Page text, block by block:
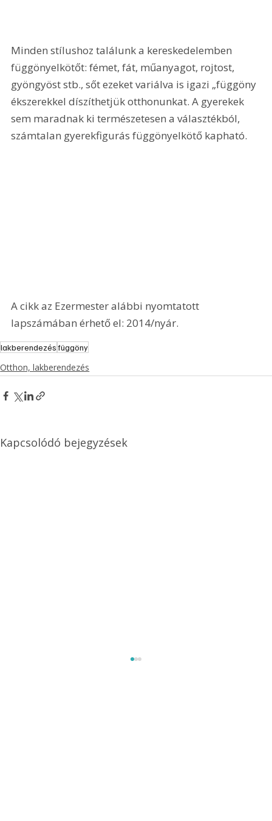
Minden stílushoz találunk a kereskedelemben
függönyelkötőt: fémet, fát, műanyagot, rojtost,
gyöngyöst stb., sőt ezeket variálva is igazi „függöny
ékszerekkel díszíthetjük otthonunkat. A gyerekek
sem maradnak ki természetesen a választékból,
számtalan gyerekfigurás függönyelkötő kapható.
A cikk az Ezermester alábbi nyomtatott
lapszámában érhető el: 2014/nyár.
lakberendezésfüggöny
Otthon, lakberendezés
Kapcsolódó bejegyzések